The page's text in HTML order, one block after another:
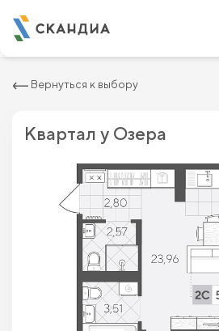
Вернуться к выбору
Квартал у Озера
Квартира c двумя спальнями 53.3 м
7 170 240 ₽8 148 000 ₽